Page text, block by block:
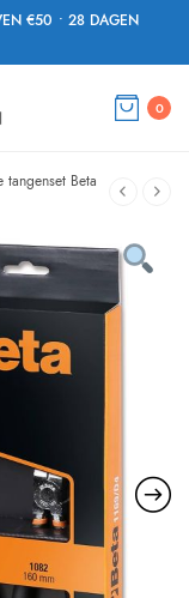
€50 • 28 DAGEN
0
tangenset Beta